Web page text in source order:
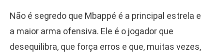
Não é segredo que Mbappé é a principal estrela e
a maior arma ofensiva. Ele é o jogador que
desequilibra, que força erros e que, muitas vezes,